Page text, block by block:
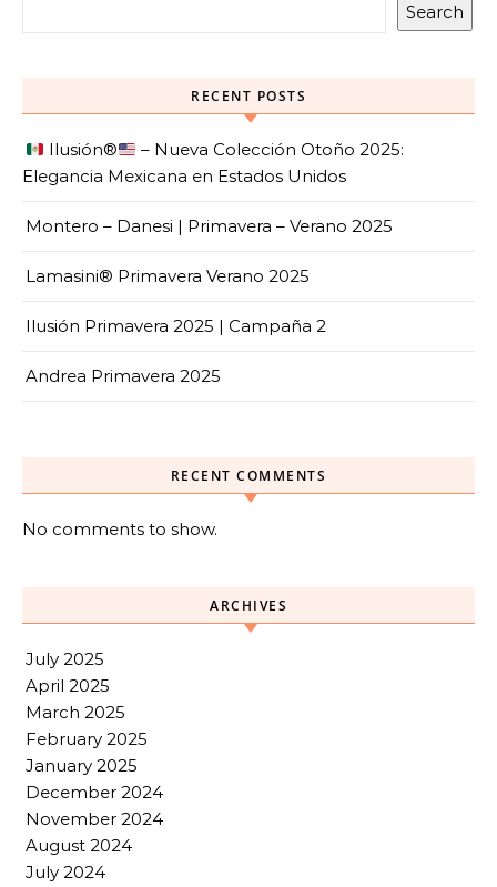
Search
RECENT POSTS
Ilusión®️
– Nueva Colección Otoño 2025:
Elegancia Mexicana en Estados Unidos
Montero – Danesi | Primavera – Verano 2025
Lamasini® Primavera Verano 2025
Ilusión Primavera 2025 | Campaña 2
Andrea Primavera 2025
RECENT COMMENTS
No comments to show.
ARCHIVES
July 2025
April 2025
March 2025
February 2025
January 2025
December 2024
November 2024
August 2024
July 2024